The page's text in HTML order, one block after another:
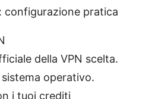
configurazione pratica
della VPN scelta.
operativo.
i tuoi crediti